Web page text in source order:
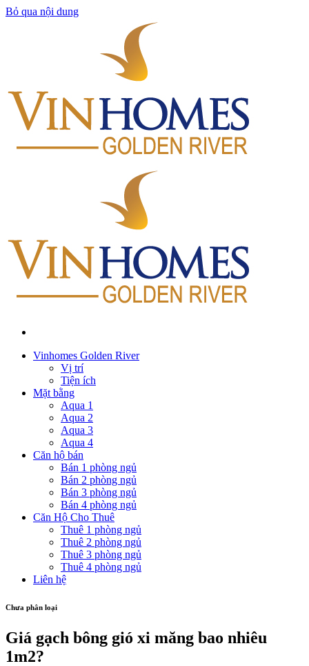
Bỏ qua nội dung
Vinhomes Golden River
Vị trí
Tiện ích
Mặt bằng
Aqua 1
Aqua 2
Aqua 3
Aqua 4
Căn hộ bán
Bán 1 phòng ngủ
Bán 2 phòng ngủ
Bán 3 phòng ngủ
Bán 4 phòng ngủ
Căn Hộ Cho Thuê
Thuê 1 phòng ngủ
Thuê 2 phòng ngủ
Thuê 3 phòng ngủ
Thuê 4 phòng ngủ
Liên hệ
Chưa phân loại
Giá gạch bông gió xi măng bao nhiêu
1m2?